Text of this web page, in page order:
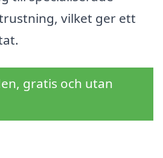
vilket ger ett
gratis och utan